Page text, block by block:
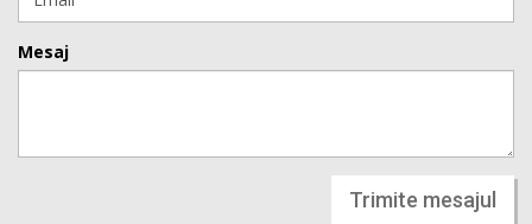
Mesaj
Trimite mesajul